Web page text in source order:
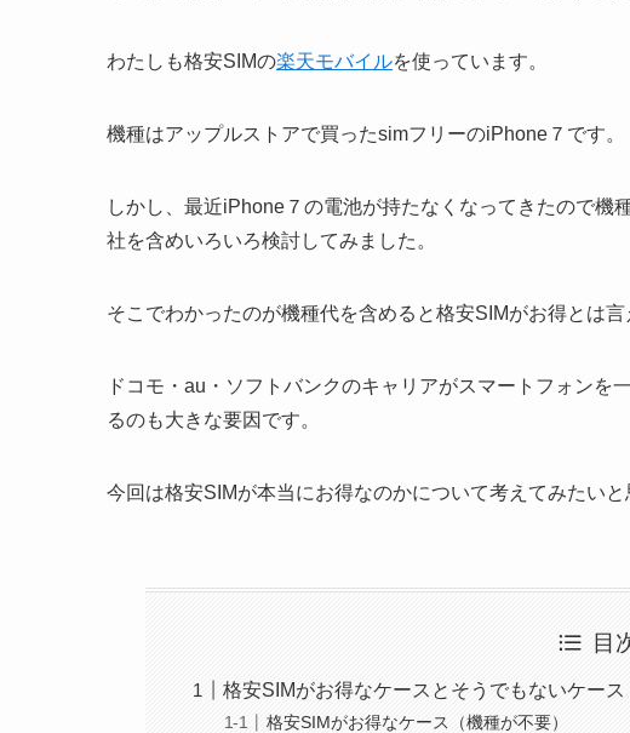
わたしも格安SIMの楽天モバイルを使っています。
機種はアップルストアで買ったsimフリーのiPhone７です。
しかし、最近iPhone７の電池が持たなくなってきたので機
社を含めいろいろ検討してみました。
そこでわかったのが機種代を含めると格安SIMがお得とは言
ドコモ・au・ソフトバンクのキャリアがスマートフォンを
るのも大きな要因です。
今回は格安SIMが本当にお得なのかについて考えてみたいと
目
格安SIMがお得なケースとそうでもないケース
格安SIMがお得なケース（機種が不要）